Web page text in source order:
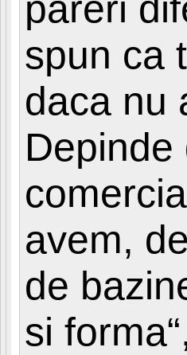
spun ca
daca nu
avem,
de
si